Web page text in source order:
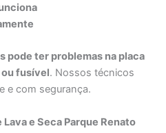
pode ter problemas na placa
fusível. Nossos técnicos
e com segurança.
e Seca Parque Renato